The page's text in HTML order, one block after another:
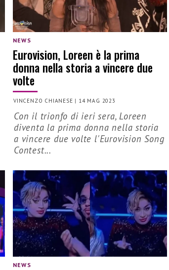
NEWS
Eurovision, Loreen è la prima
donna nella storia a vincere due
volte
VINCENZO CHIANESE | 14 MAG 2023
Con il trionfo di ieri sera, Loreen
diventa la prima donna nella storia
a vincere due volte l'Eurovision Song
Contest...
NEWS